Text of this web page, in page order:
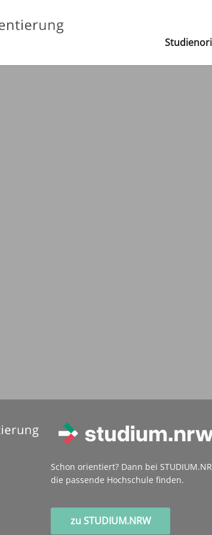
Schon orientiert? Dann bei
die passende Hochschule finden.
zu STUDIUM.NRW